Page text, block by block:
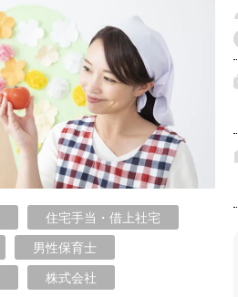
住宅手当・借上社宅
男性保育士
株式会社